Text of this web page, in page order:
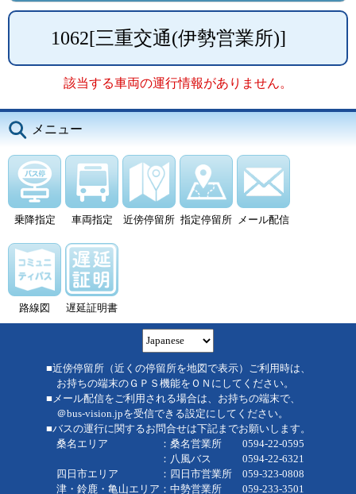
1062[三重交通(伊勢営業所)]
該当する車両の運行情報がありません。
メニュー
乗降指定 車両指定 近傍停留所 指定停留所 メール配信
路線図 遅延証明書
■近傍停留所（近くの停留所を地図で表示）ご利用時は、
お持ちの端末のＧＰＳ機能をＯＮにしてください。
■メール配信をご利用される場合は、お持ちの端末で、
＠bus-vision.jpを受信できる設定にしてください。
■バスの運行に関するお問合せは下記までお願いします。
桑名エリア ：桑名営業所 0594-22-0595
：八風バス 0594-22-6321
四日市エリア ：四日市営業所 059-323-0808
津・鈴鹿・亀山エリア：中勢営業所 059-233-3501